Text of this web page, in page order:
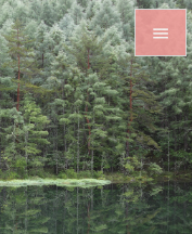


メニュ

サイド

前へ